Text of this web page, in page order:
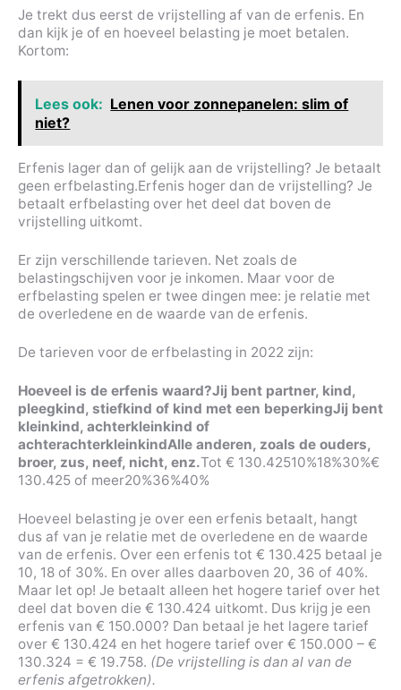
Je trekt dus eerst de vrijstelling af van de erfenis. En
dan kijk je of en hoeveel belasting je moet betalen.
Kortom:
Lees ook: Lenen voor zonnepanelen: slim of
niet?
Erfenis lager dan of gelijk aan de vrijstelling? Je betaalt
geen erfbelasting.Erfenis hoger dan de vrijstelling? Je
betaalt erfbelasting over het deel dat boven de
vrijstelling uitkomt.
Er zijn verschillende tarieven. Net zoals de
belastingschijven voor je inkomen. Maar voor de
erfbelasting spelen er twee dingen mee: je relatie met
de overledene en de waarde van de erfenis.
De tarieven voor de erfbelasting in 2022 zijn:
Hoeveel is de erfenis waard?Jij bent partner, kind,
pleegkind, stiefkind of kind met een beperkingJij bent
kleinkind, achterkleinkind of
achterachterkleinkindAlle anderen, zoals de ouders,
broer, zus, neef, nicht, enz.Tot € 130.42510%18%30%€
130.425 of meer20%36%40%
Hoeveel belasting je over een erfenis betaalt, hangt
dus af van je relatie met de overledene en de waarde
van de erfenis. Over een erfenis tot € 130.425 betaal je
10, 18 of 30%. En over alles daarboven 20, 36 of 40%.
Maar let op! Je betaalt alleen het hogere tarief over het
deel dat boven die € 130.424 uitkomt. Dus krijg je een
erfenis van € 150.000? Dan betaal je het lagere tarief
over € 130.424 en het hogere tarief over € 150.000 – €
130.324 = € 19.758. (De vrijstelling is dan al van de
erfenis afgetrokken).